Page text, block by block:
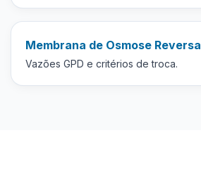
Membrana de Osmose Reversa
Vazões GPD e critérios de troca.